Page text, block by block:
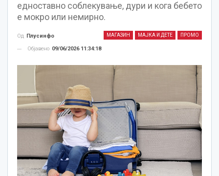
едноставно соблекување, дури и кога бебето
е мокро или немирно.
МАГАЗИН МАЈКА И ДЕТЕ ПРОМО
Од Плусинфо
Објавено 09/06/2026 11:34:18